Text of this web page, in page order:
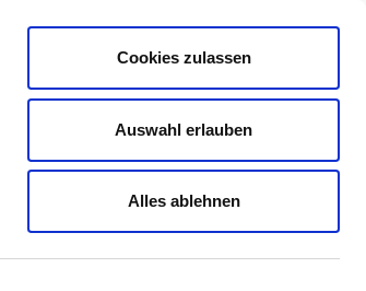
Cookies zulassen
Auswahl erlauben
Alles ablehnen
Leichte Sprache Kontrast
GESUNDHEIT NORD Suche